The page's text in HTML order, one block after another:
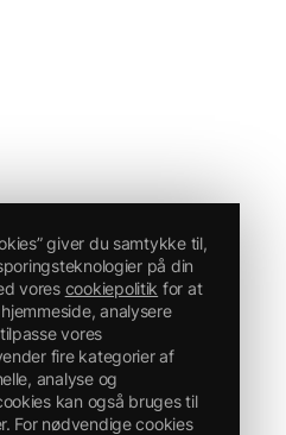
giver du samtykke til,
på din
vores cookiepolitik for at
analysere
vores
fire kategorier af
analyse og
kan også bruges til
For nødvendige cookies